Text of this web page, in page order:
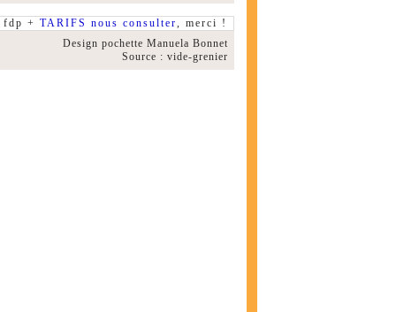
fdp + TARIFS nous consulter, merci !
Design pochette Manuela Bonnet
Source : vide-grenier